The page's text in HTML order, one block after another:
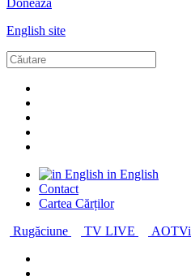
Donează
English site
in English
Contact
Cartea Cărților
Rugăciune
TV LIVE AOTVi